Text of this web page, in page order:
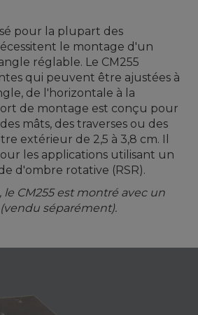
pour la plupart des
le montage d'un
réglable. Le CM255
qui peuvent être ajustées à
de l'horizontale à la
de montage est conçu pour
mâts, des traverses ou des
extérieur de 2,5 à 3,8 cm. Il
les applications utilisant un
d'ombre rotative (RSR).
le CM255 est montré avec un
séparément).